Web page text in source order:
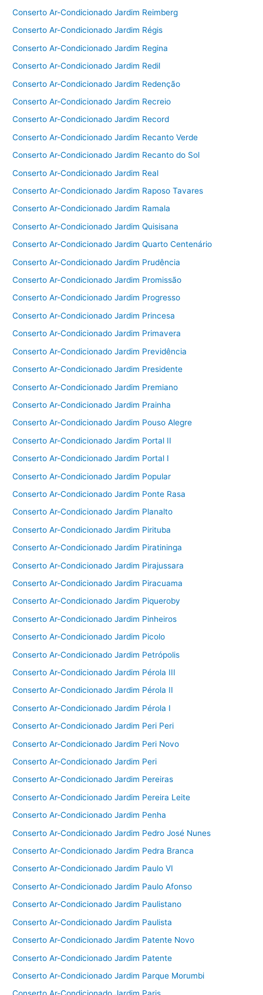
Conserto Ar-Condicionado Jardim Reimberg
Conserto Ar-Condicionado Jardim Régis
Conserto Ar-Condicionado Jardim Regina
Conserto Ar-Condicionado Jardim Redil
Conserto Ar-Condicionado Jardim Redenção
Conserto Ar-Condicionado Jardim Recreio
Conserto Ar-Condicionado Jardim Record
Conserto Ar-Condicionado Jardim Recanto Verde
Conserto Ar-Condicionado Jardim Recanto do Sol
Conserto Ar-Condicionado Jardim Real
Conserto Ar-Condicionado Jardim Raposo Tavares
Conserto Ar-Condicionado Jardim Ramala
Conserto Ar-Condicionado Jardim Quisisana
Conserto Ar-Condicionado Jardim Quarto Centenário
Conserto Ar-Condicionado Jardim Prudência
Conserto Ar-Condicionado Jardim Promissão
Conserto Ar-Condicionado Jardim Progresso
Conserto Ar-Condicionado Jardim Princesa
Conserto Ar-Condicionado Jardim Primavera
Conserto Ar-Condicionado Jardim Previdência
Conserto Ar-Condicionado Jardim Presidente
Conserto Ar-Condicionado Jardim Premiano
Conserto Ar-Condicionado Jardim Prainha
Conserto Ar-Condicionado Jardim Pouso Alegre
Conserto Ar-Condicionado Jardim Portal II
Conserto Ar-Condicionado Jardim Portal I
Conserto Ar-Condicionado Jardim Popular
Conserto Ar-Condicionado Jardim Ponte Rasa
Conserto Ar-Condicionado Jardim Planalto
Conserto Ar-Condicionado Jardim Pirituba
Conserto Ar-Condicionado Jardim Piratininga
Conserto Ar-Condicionado Jardim Pirajussara
Conserto Ar-Condicionado Jardim Piracuama
Conserto Ar-Condicionado Jardim Piqueroby
Conserto Ar-Condicionado Jardim Pinheiros
Conserto Ar-Condicionado Jardim Picolo
Conserto Ar-Condicionado Jardim Petrópolis
Conserto Ar-Condicionado Jardim Pérola III
Conserto Ar-Condicionado Jardim Pérola II
Conserto Ar-Condicionado Jardim Pérola I
Conserto Ar-Condicionado Jardim Peri Peri
Conserto Ar-Condicionado Jardim Peri Novo
Conserto Ar-Condicionado Jardim Peri
Conserto Ar-Condicionado Jardim Pereiras
Conserto Ar-Condicionado Jardim Pereira Leite
Conserto Ar-Condicionado Jardim Penha
Conserto Ar-Condicionado Jardim Pedro José Nunes
Conserto Ar-Condicionado Jardim Pedra Branca
Conserto Ar-Condicionado Jardim Paulo VI
Conserto Ar-Condicionado Jardim Paulo Afonso
Conserto Ar-Condicionado Jardim Paulistano
Conserto Ar-Condicionado Jardim Paulista
Conserto Ar-Condicionado Jardim Patente Novo
Conserto Ar-Condicionado Jardim Patente
Conserto Ar-Condicionado Jardim Parque Morumbi